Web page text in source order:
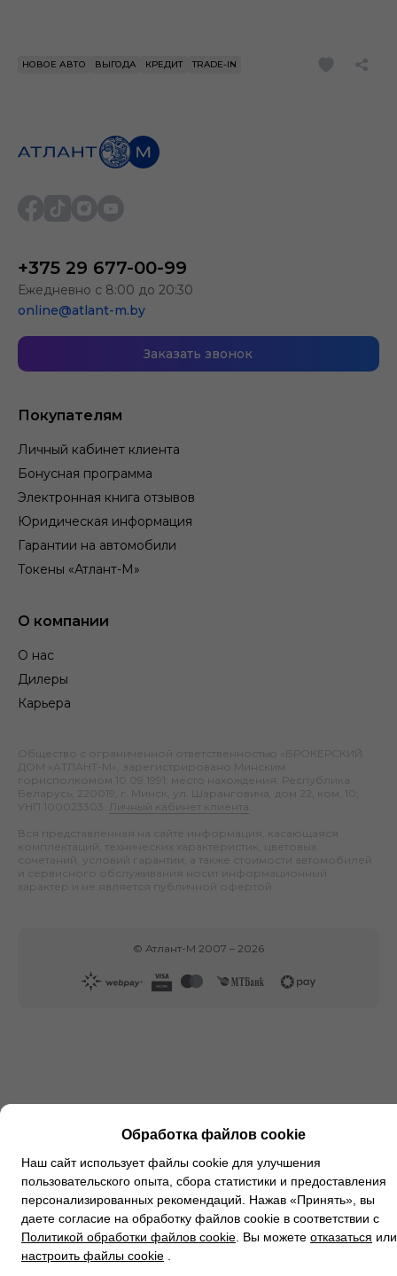
НОВОЕ АВТО ВЫГОДА КРЕДИТ TRADE-IN
Покупателям
Личный кабинет клиента
Бонусная программа
Электронная книга отзывов
Юридическая информация
Гарантии на автомобили
Токены «Атлант-М»
О компании
О нас
Дилеры
Карьера
+375 29 677-00-99
Ежедневно с 8:00 до 20:30
online@atlant-m.by
Заказать звонок
Общество с ограниченной ответственностью «БРОКЕРСКИЙ
ДОМ «АТЛАНТ-М», зарегистрировано Минским
горисполкомом 10.09.1991; место нахождения: Республика
Беларусь, 220019, г. Минск, ул. Шаранговича, дом 22, ком. 10;
УНП 100023303.
Личный кабинет клиента
Вся представленная на сайте информация, касающаяся
комплектаций, технических характеристик, цветовых
сочетаний, условий гарантии, а также стоимости автомобилей
и сервисного обслуживания носит информационный
характер и не является публичной офертой.
© Атлант-М 2007 – 2026
Обработка файлов cookie
Наш сайт использует файлы cookie для улучшения
пользовательского опыта, сбора статистики и предоставления
персонализированных рекомендаций. Нажав «Принять», вы
даете согласие на обработку файлов cookie в соответствии с
Политикой обработки файлов cookie . Вы можете отказаться или
настроить файлы cookie